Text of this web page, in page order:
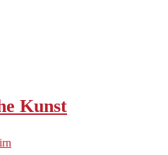
Kunst